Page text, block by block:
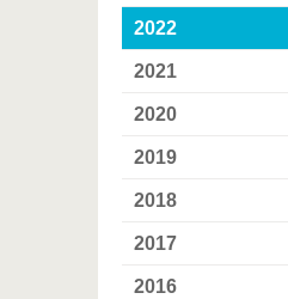
2022
2021
2020
2019
2018
2017
2016